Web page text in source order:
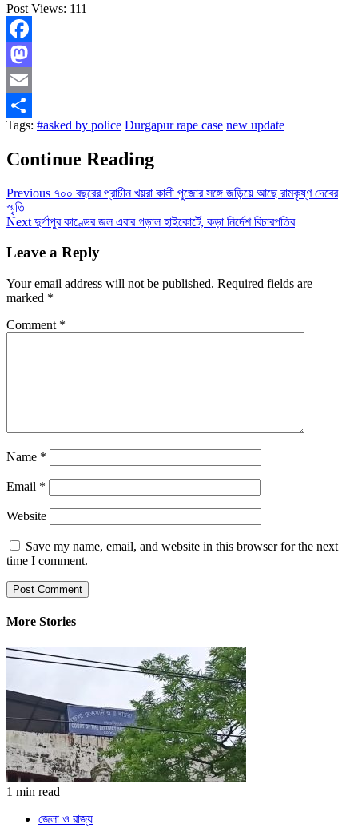
Post Views: 111
Facebook
Mastodon
Email
Share
Tags: #asked by police Durgapur rape case new update
Continue Reading
Previous ৭০০ বছরের প্রাচীন খয়রা কালী পুজোর সঙ্গে জড়িয়ে আছে রামকৃষ্ণ দেবের
স্মৃতি
Next দুর্গাপুর কাণ্ডের জল এবার গড়াল হাইকোর্টে, কড়া নির্দেশ বিচারপতির
Leave a Reply
Your email address will not be published. Required fields are
marked *
Comment *
Name *
Email *
Website
Save my name, email, and website in this browser for the next
time I comment.
More Stories
1 min read
জেলা ও রাজ্য